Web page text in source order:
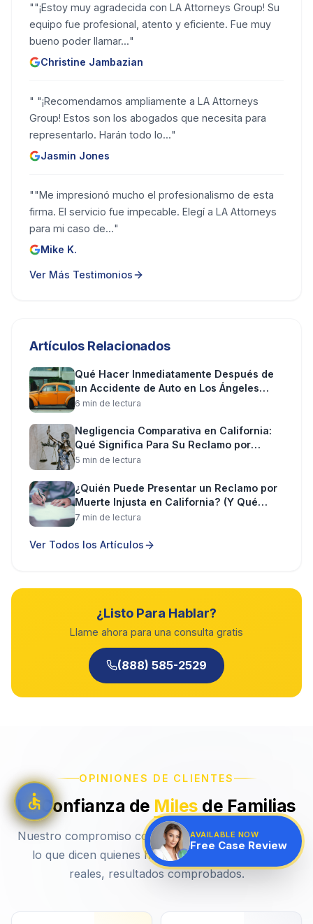
""¡Estoy muy agradecida con LA Attorneys Group! Su
equipo fue profesional, atento y eficiente. Fue muy
bueno poder llamar..."
Christine Jambazian
" "¡Recomendamos ampliamente a LA Attorneys
Group! Estos son los abogados que necesita para
representarlo. Harán todo lo..."
Jasmin Jones
""Me impresionó mucho el profesionalismo de esta
firma. El servicio fue impecable. Elegí a LA Attorneys
para mi caso de..."
Mike K.
Ver Más Testimonios
Artículos Relacionados
Qué Hacer Inmediatamente Después de
un Accidente de Auto en Los Ángeles
(Paso a Paso)
6 min de lectura
Negligencia Comparativa en California:
Qué Significa Para Su Reclamo por
Lesiones
5 min de lectura
¿Quién Puede Presentar un Reclamo por
Muerte Injusta en California? (Y Qué
Puede Recuperar)
7 min de lectura
Ver Todos los Artículos
¿Listo Para Hablar?
Llame ahora para una consulta gratis
(888) 585-2529
OPINIONES DE CLIENTES
La Confianza de Miles de Familias
Nuestro compromiso con la excelencia se refleja en
lo que dicen quienes hemos ayudado. Historias
reales, resultados comprobados.
AVAILABLE NOW
Free Case Review